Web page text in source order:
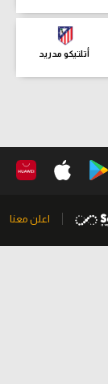
أتلتيكو مدريد
اعلن معنا